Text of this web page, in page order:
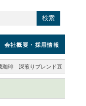
検索
会社概要 ・採用情報
珈琲 深煎りブレンド豆